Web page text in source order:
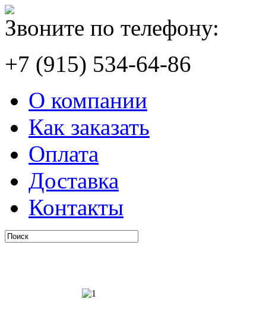
Звоните по телефону:
+7 (915) 534-64-86
О компании
Как заказать
Оплата
Доставка
Контакты